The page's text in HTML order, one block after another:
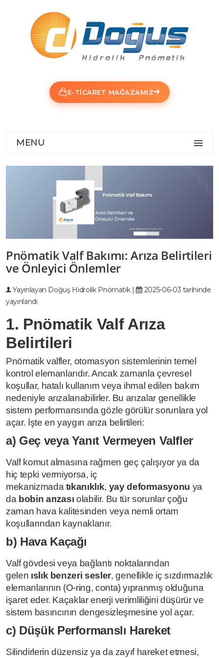
E-TICARET MAĞAZAMIZ
MENU
Pnömatik Valf Bakımı: Arıza Belirtileri
ve Önleyici Önlemler
Yayınlayan Doğuş Hidrolik Pnömatik |
2025-06-03 tarihinde
yayınlandı
1. Pnömatik Valf Arıza
Belirtileri
Pnömatik valfler, otomasyon sistemlerinin temel
kontrol elemanlarıdır. Ancak zamanla çevresel
koşullar, hatalı kullanım veya ihmal edilen bakım
nedeniyle arızalanabilirler. Bu arızalar genellikle
sistem performansında gözle görülür sorunlara yol
açar. İşte en yaygın arıza belirtileri:
a) Geç veya Yanıt Vermeyen Valfler
Valf komut almasına rağmen geç çalışıyor ya da
hiç tepki vermiyorsa, iç
mekanizmada tıkanıklık, yay deformasyonu ya
da bobin arızası olabilir. Bu tür sorunlar çoğu
zaman hava kalitesinden veya nemli ortam
koşullarından kaynaklanır.
b) Hava Kaçağı
Valf gövdesi veya bağlantı noktalarından
gelen ıslık benzeri sesler, genellikle iç sızdırmazlık
elemanlarının (O-ring, conta) yıpranmış olduğuna
işaret eder. Kaçaklar enerji verimliliğini düşürür ve
sistem basıncının dengesizleşmesine yol açar.
c) Düşük Performanslı Hareket
Silindirlerin düzensiz ya da zayıf hareket etmesi,